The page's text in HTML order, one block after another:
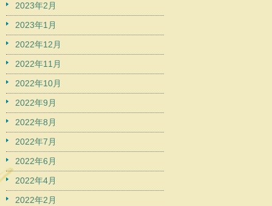
2023年2月
2023年1月
2022年12月
2022年11月
2022年10月
2022年9月
2022年8月
2022年7月
2022年6月
2022年4月
2022年2月